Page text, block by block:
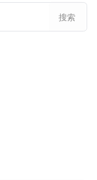
搜索